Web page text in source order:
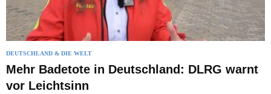
DEUTSCHLAND & DIE WELT
Mehr Badetote in Deutschland: DLRG warnt
vor Leichtsinn